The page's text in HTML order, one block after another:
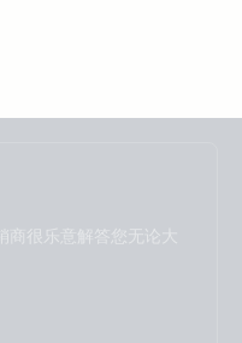
商很乐意解答您无论大